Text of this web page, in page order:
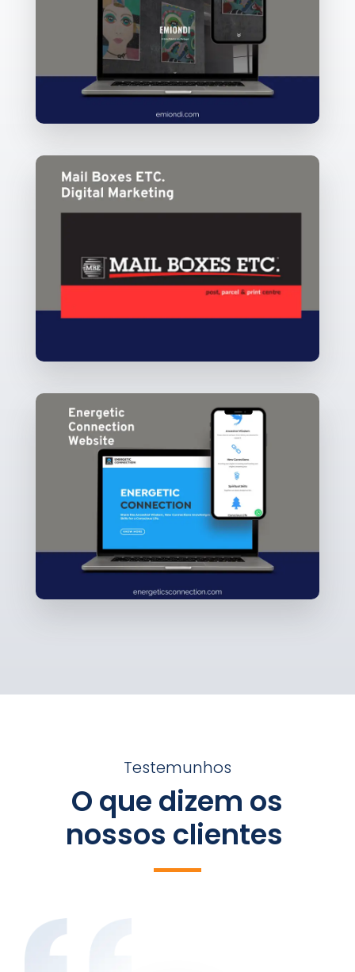
Testemunhos
O que dizem os
nossos clientes